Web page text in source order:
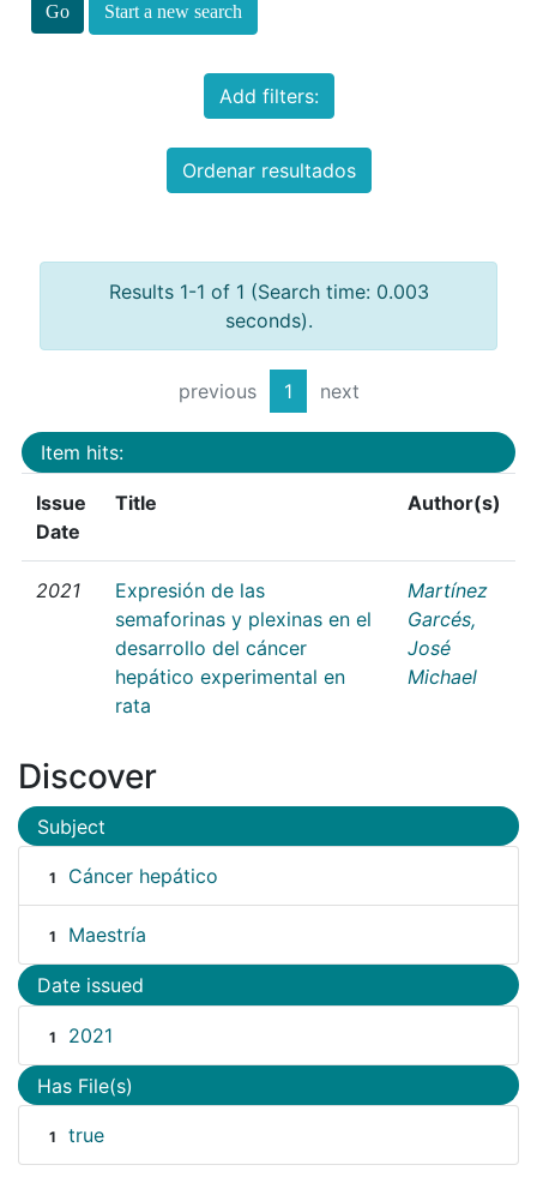
Start a new search
Add filters:
Ordenar resultados
Results 1-1 of 1 (Search time: 0.003
seconds).
previous 1 next
Item hits:
Issue
Date
Title Author(s)
2021
Expresión de las
semaforinas y plexinas en el
desarrollo del cáncer
hepático experimental en
rata
Martínez
Garcés,
José
Michael
Discover
Subject
1 Cáncer hepático
1 Maestría
Date issued
1 2021
Has File(s)
1 true